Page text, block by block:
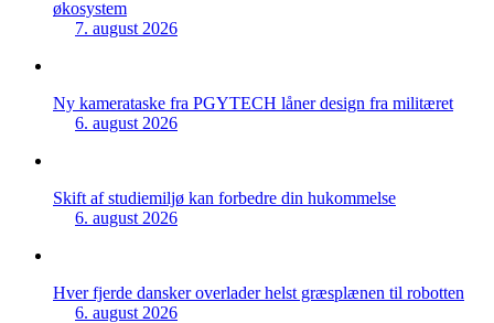
økosystem
7. august 2026
Ny kamerataske fra PGYTECH låner design fra militæret
6. august 2026
Skift af studiemiljø kan forbedre din hukommelse
6. august 2026
Hver fjerde dansker overlader helst græsplænen til robotten
6. august 2026